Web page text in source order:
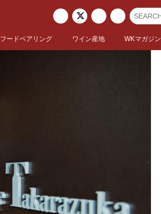
フードペアリング ワイン産地 WKマガジン